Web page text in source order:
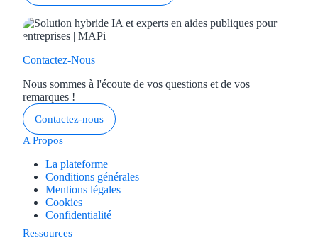
Contactez-Nous
Nous sommes à l'écoute de vos questions et de vos
remarques !
Contactez-nous
A Propos
La plateforme
Conditions générales
Mentions légales
Cookies
Confidentialité
Ressources